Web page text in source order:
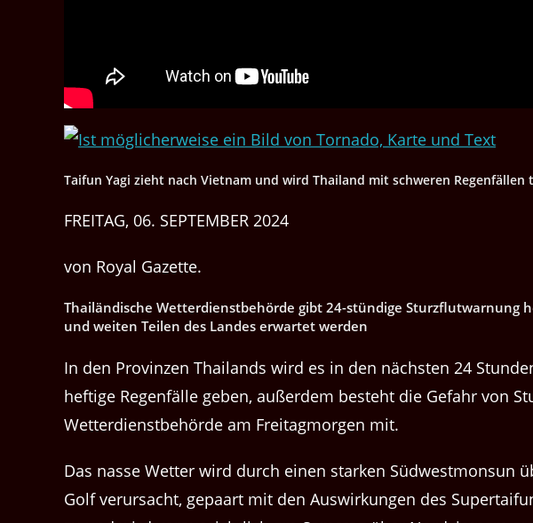
Taifun Yagi zieht nach Vietnam und wird Thailand mit schweren Regenfällen
FREITAG, 06. SEPTEMBER 2024
von Royal Gazette.
Thailändische Wetterdienstbehörde gibt 24-stündige Sturzflutwarnung
und weiten Teilen des Landes erwartet werden
In den Provinzen Thailands wird es in den nächsten 24
heftige Regenfälle geben, außerdem besteht die Gefahr von
Wetterdienstbehörde am Freitagmorgen mit.
Das nasse Wetter wird durch einen starken Südwestmonsun
Golf verursacht, gepaart mit den Auswirkungen des